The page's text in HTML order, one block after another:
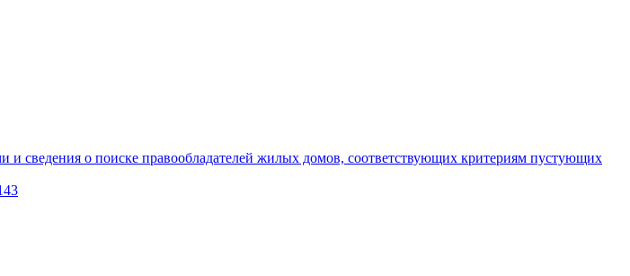
сведения о поиске правообладателей жилых домов, соответствующих критериям пустующих